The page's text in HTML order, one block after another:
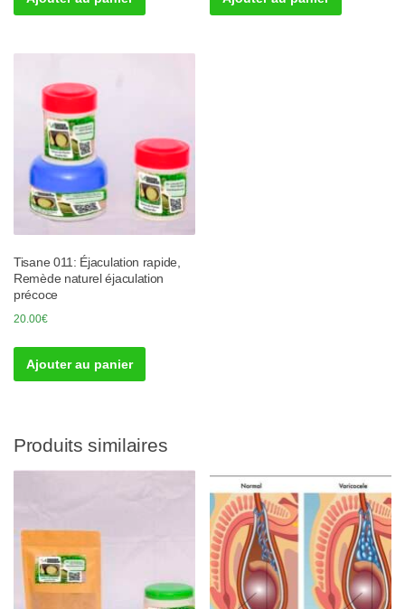
Tisane 011: Éjaculation rapide,
Remède naturel éjaculation
précoce
20.00€
Ajouter au panier
Produits similaires